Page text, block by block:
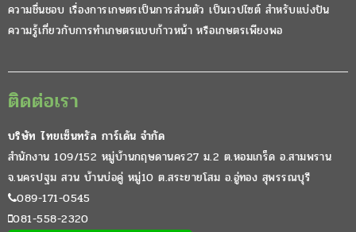
ความชื่นชอบ เรื่องการเกษตรเป็นการส่วนตัว เป็นเวปไซต์ สำหรับแบ่งปัน
ความรู้เกี่ยวกับการทำเกษตรแบบก้าวหน้า หรือเกษตรเพียงพอ
ติดต่อเรา
บริษัท ไทยเซ็นทรัล การ์เด้น จำกัด
สำนักงาน 109/152 หมู่บ้านกฤษดานคร27 ม.2 ต.หอมเกร็ด อ.สามพราน
จ.นครปฐม สวน บ้านบ่อคู่ หมู่10 ต.สระยายโสม อ.อู่ทอง สุพรรณบุรี
089-171-0545
081-558-2320